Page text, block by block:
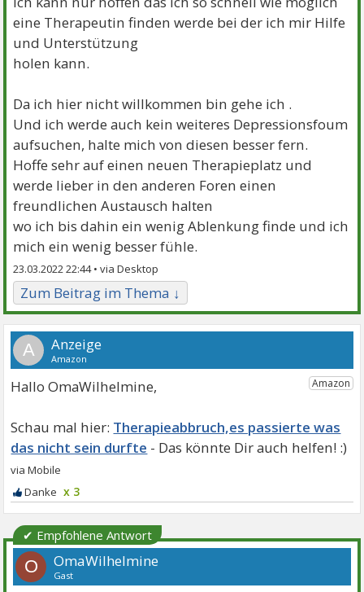
eine Therapeutin finden werde bei der ich mir Hilfe
und Unterstützung
holen kann.
Da ich hier nicht willkommen bin gehe ich .
Und ich werde auch kein weiteres Depressionsfoum
aufsuchen, halte mich von diesen besser fern.
Hoffe sehr auf einen neuen Therapieplatz und
werde lieber in den anderen Foren einen
freundlichen Austausch halten
wo ich bis dahin ein wenig Ablenkung finde und ich
mich ein wenig besser fühle.
23.03.2022 22:44 •
Zum Beitrag im Thema ↓
A
Hallo OmaWilhelmine,
Therapieabbruch,es passierte was
das nicht sein durfte
x 3
✔ Empfohlene Antwort
O OmaWilhelmine
Gast